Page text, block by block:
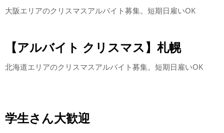
大阪エリアのクリスマスアルバイト募集。短期日雇いOK
【アルバイト クリスマス】札幌
北海道エリアのクリスマスアルバイト募集。短期日雇いOK
学生さん大歓迎